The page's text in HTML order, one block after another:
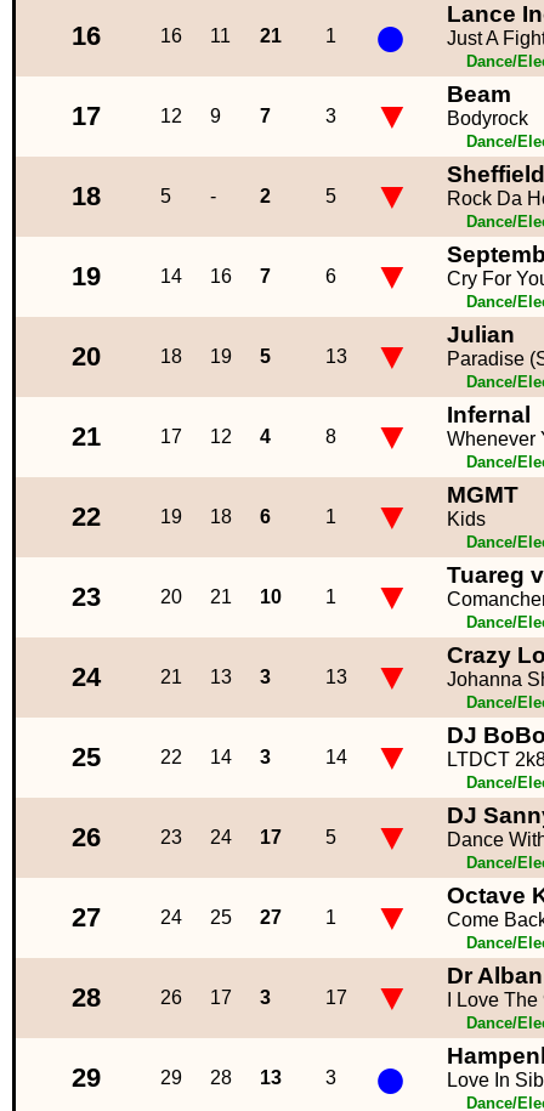
16 16 11 21 1 ● Lance
Just A
Dance/
17 12 9 7 3 ▼ Beam
Bodyrock
Dance/
18 5 - 2 5 ▼ Rock Da
Dance/
19 14 16 7 6 ▼ Cry For
Dance/
20 18 19 5 13 ▼ Julian
Paradise
Dance/
21 17 12 4 8 ▼ Infernal
Whenever
Dance/
22 19 18 6 1 ▼ MGMT
Kids
Dance/
23 20 21 10 1 ▼ Tuareg
Dance/
24 21 13 3 13 ▼ Crazy
Johanna
Dance/
25 22 14 3 14 ▼ DJ
LTDCT
Dance/
26 23 24 17 5 ▼ DJ
Dance
Dance/
27 24 25 27 1 ▼ Octave
Come
Dance/
28 26 17 3 17 ▼ Dr
I Love
Dance/
29 29 28 13 3 ● Love In
Dance/